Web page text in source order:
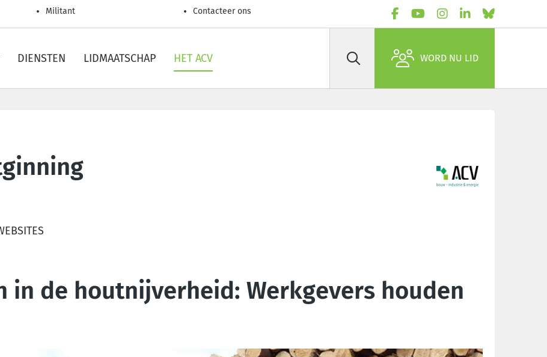
Militant Contacteer ons
DIENSTEN LIDMAATSCHAP HET ACV Zoek WORD NU LID
in de houtnijverheid: Werkgevers houden